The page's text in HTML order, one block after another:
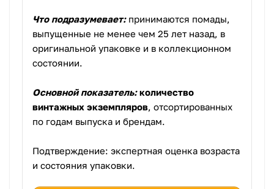
Что подразумевает:принимаются помады,
выпущенные не менее чем 25 лет назад, в
оригинальной упаковке и в коллекционном
состоянии.
Основной показатель: количество
винтажных экземпляров, отсортированных
по годам выпуска и брендам.
Подтверждение: экспертная оценка возраста
и состояния упаковки.